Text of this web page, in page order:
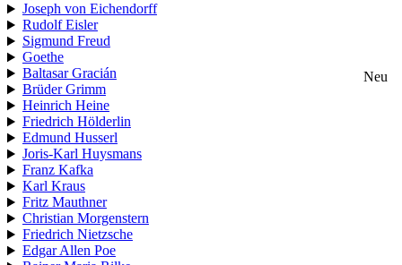
Joseph von Eichendorff
Rudolf Eisler
Sigmund Freud
Goethe
Baltasar Gracián
Neu
Brüder Grimm
Heinrich Heine
Friedrich Hölderlin
Edmund Husserl
Joris-Karl Huysmans
Franz Kafka
Karl Kraus
Fritz Mauthner
Christian Morgenstern
Friedrich Nietzsche
Edgar Allen Poe